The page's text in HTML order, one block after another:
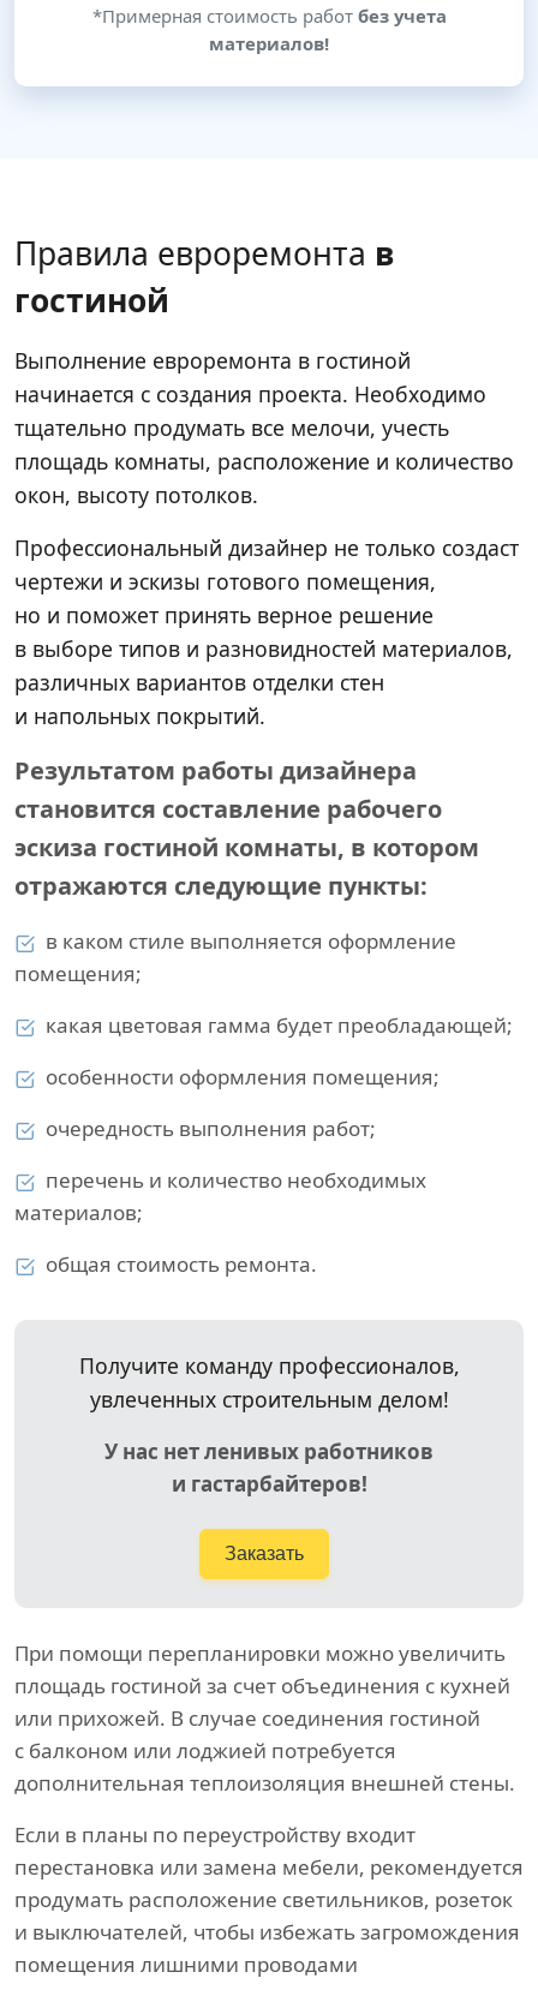
*Примерная стоимость работ без учета
материалов!
Правила евроремонта в
гостиной
Выполнение евроремонта в гостиной
начинается с создания проекта. Необходимо
тщательно продумать все мелочи, учесть
площадь комнаты, расположение и количество
окон, высоту потолков.
Профессиональный дизайнер не только создаст
чертежи и эскизы готового помещения,
но и поможет принять верное решение
в выборе типов и разновидностей материалов,
различных вариантов отделки стен
и напольных покрытий.
Результатом работы дизайнера
становится составление рабочего
эскиза гостиной комнаты, в котором
отражаются следующие пункты:
в каком стиле выполняется оформление
помещения;
какая цветовая гамма будет преобладающей;
особенности оформления помещения;
очередность выполнения работ;
перечень и количество необходимых
материалов;
общая стоимость ремонта.
Получите команду профессионалов,
увлеченных строительным делом!
У нас нет ленивых работников
и гастарбайтеров!
Заказать
При помощи перепланировки можно увеличить
площадь гостиной за счет объединения с кухней
или прихожей. В случае соединения гостиной
с балконом или лоджией потребуется
дополнительная теплоизоляция внешней стены.
Если в планы по переустройству входит
перестановка или замена мебели, рекомендуется
продумать расположение светильников, розеток
и выключателей, чтобы избежать загромождения
помещения лишними проводами